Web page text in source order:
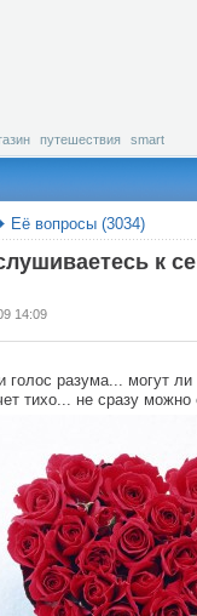
путешествия smart
Её вопросы (3034)
к
14:09
голос разума... могут
тихо... не сразу